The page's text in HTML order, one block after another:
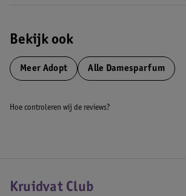
Bekijk ook
Meer Adopt Alle Damesparfum
Hoe controleren wij de reviews?
Kruidvat Club